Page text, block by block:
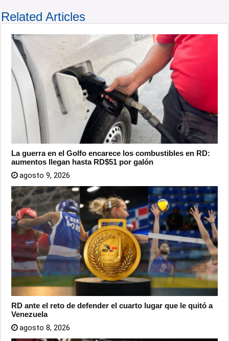
Related Articles
La guerra en el Golfo encarece los combustibles en RD:
aumentos llegan hasta RD$51 por galón
agosto 9, 2026
RD ante el reto de defender el cuarto lugar que le quitó a
Venezuela
agosto 8, 2026